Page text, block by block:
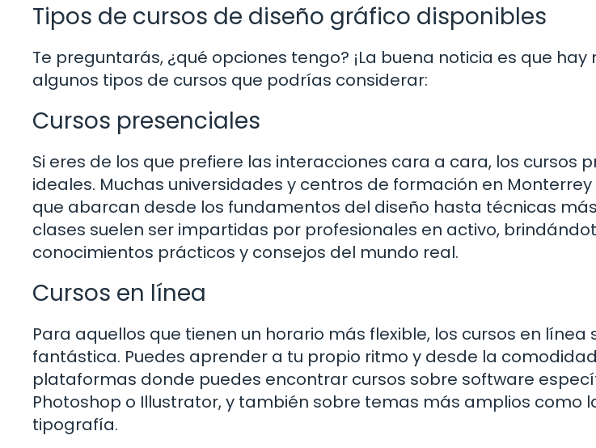
Tipos de cursos de diseño gráfico disponibles
Te preguntarás, ¿qué opciones tengo? ¡La buena noticia es que
algunos tipos de cursos que podrías considerar:
Cursos presenciales
Si eres de los que prefiere las interacciones cara a cara, los cursos
ideales. Muchas universidades y centros de formación en
que abarcan desde los fundamentos del diseño hasta técnicas
clases suelen ser impartidas por profesionales en activo,
conocimientos prácticos y consejos del mundo real.
Cursos en línea
Para aquellos que tienen un horario más flexible, los cursos en línea
fantástica. Puedes aprender a tu propio ritmo y desde la
plataformas donde puedes encontrar cursos sobre software
Photoshop o Illustrator, y también sobre temas más amplios como
tipografía.